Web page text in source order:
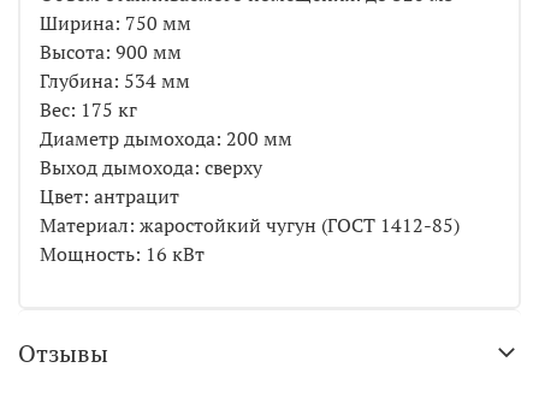
Ширина: 750 мм
Высота: 900 мм
Глубина: 534 мм
Вес: 175 кг
Диаметр дымохода: 200 мм
Выход дымохода: сверху
Цвет: антрацит
Материал: жаростойкий чугун (ГОСТ 1412-85)
Мощность: 16 кВт
Отзывы